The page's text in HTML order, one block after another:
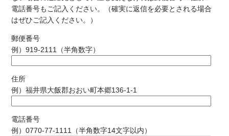
電話番号もご記入ください。（確実に返信を必要とされる場合
はぜひご記入ください。）
郵便番号
例）919-2111（半角数字）
住所
例）福井県大飯郡おおい町本郷136-1-1
電話番号
例）0770-77-1111（半角数字14文字以内）